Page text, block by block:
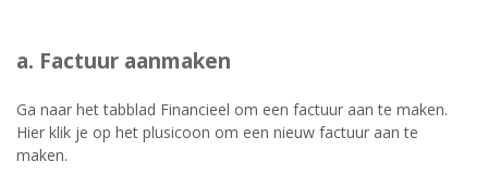
a. Factuur aanmaken
Ga naar het tabblad Financieel om een factuur aan te maken.
Hier klik je op het plusicoon om een nieuw factuur aan te
maken.